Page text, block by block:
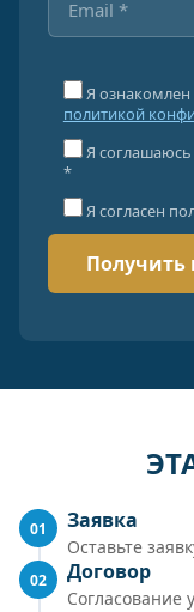
Я ознакомлен
политикой
Я
*
Я согласен
01 Заявка
Оставьте
02 Договор
Согласование